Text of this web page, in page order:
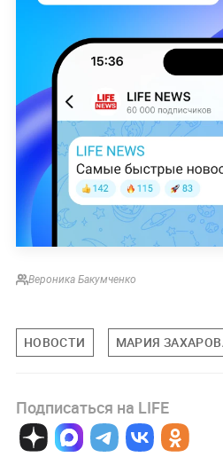
Вероника Бакумченко
НОВОСТИ МАРИЯ
Подписаться на LIFE